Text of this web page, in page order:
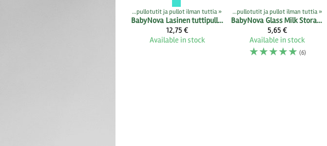
Tuttipullot, pullotutit ja pullot ilman tuttia ‪»
BabyNova
Lasinen tuttipullo pullotutin kanssa 120 ml
12,75 €
Available in stock
Products‪»Rintapumppu.fi -store ‪» Tuttipullot, pullotutit ja pullot ilman tuttia ‪»
BabyNova
Glass Milk Storage Baby Bottles
5,65 €
Available in stock
☆☆☆☆☆ (6)